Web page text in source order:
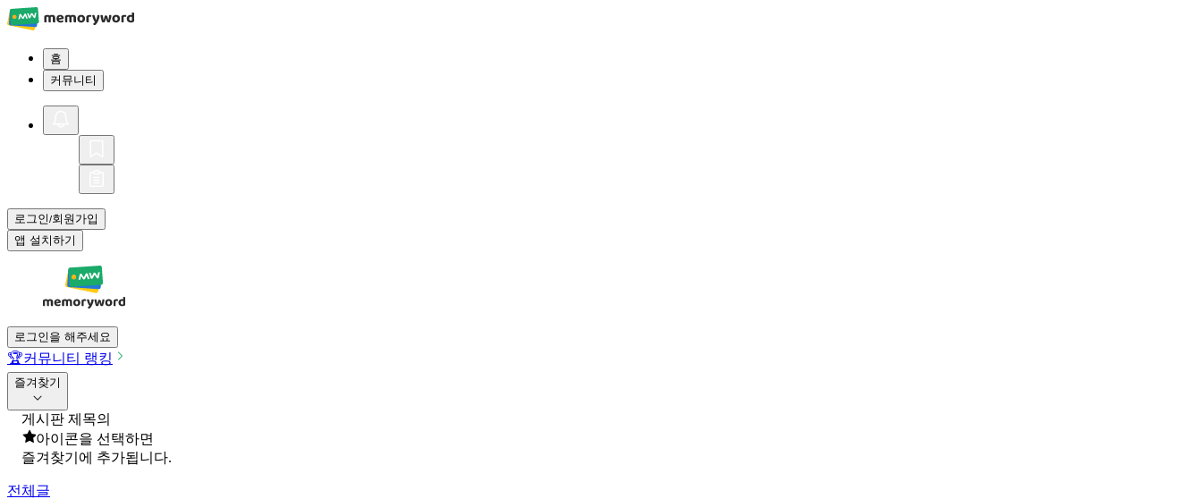
홈
커뮤니티
로그인/회원가입
앱 설치하기
로그인을 해주세요
🏆커뮤니티 랭킹
즐겨찾기
게시판 제목의
아이콘을 선택하면
즐겨찾기에 추가됩니다.
전체글